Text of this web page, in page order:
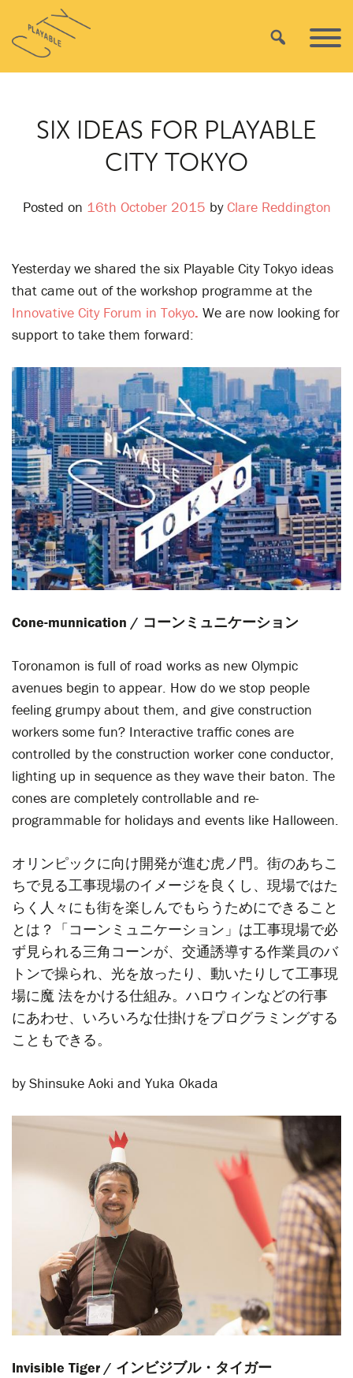
content
Playable
City
Search
SIX IDEAS FOR PLAYABLE
CITY TOKYO
Posted on 16th October 2015 byClare Reddington
Yesterday we shared the six Playable City Tokyo ideas
that came out of the workshop programme at the
Innovative City Forum in Tokyo. We are now looking for
support to take them forward:
Cone-munnication / コーンミュニケーション
Toronamon is full of road works as new Olympic
avenues begin to appear. How do we stop people
feeling grumpy about them, and give construction
workers some fun? Interactive traffic cones are
controlled by the construction worker cone conductor,
lighting up in sequence as they wave their baton. The
cones are completely controllable and re-
programmable for holidays and events like Halloween.
オリンピックに向け開発が進む虎ノ門。街のあちこ
ちで見る工事現場のイメージを良くし、現場ではた
らく人々にも街を楽しんでもらうためにできること
とは？「コーンミュニケーション」は工事現場で必
ず見られる三角コーンが、交通誘導する作業員のバ
トンで操られ、光を放ったり、動いたりして工事現
場に魔 法をかける仕組み。ハロウィンなどの行事
にあわせ、いろいろな仕掛けをプログラミングする
こともできる。
by Shinsuke Aoki and Yuka Okada
Invisible Tiger / インビジブル・タイガー